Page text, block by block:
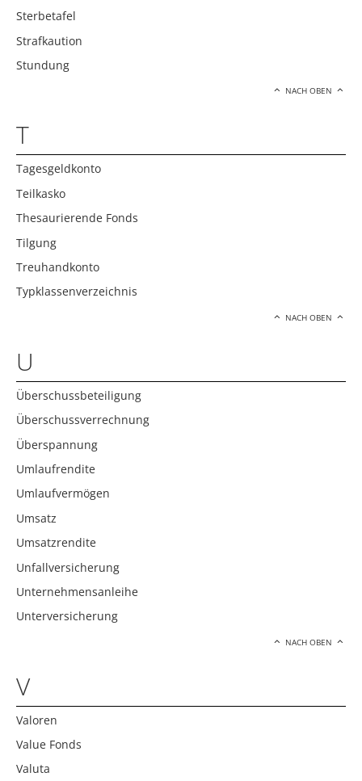
Sterbetafel
Strafkaution
Stundung
NACH OBEN
T
Tagesgeldkonto
Teilkasko
Thesaurierende Fonds
Tilgung
Treuhandkonto
Typklassenverzeichnis
NACH OBEN
U
Überschussbeteiligung
Überschussverrechnung
Überspannung
Umlaufrendite
Umlaufvermögen
Umsatz
Umsatzrendite
Unfallversicherung
Unternehmensanleihe
Unterversicherung
NACH OBEN
V
Valoren
Value Fonds
Valuta